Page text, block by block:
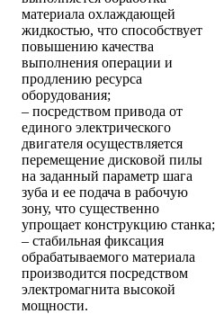
материала охлаждающей
жидкостью, что способствует
повышению качества
выполнения операции и
продлению ресурса
оборудования;
– посредством привода от
единого электрического
двигателя осуществляется
перемещение дисковой пилы
на заданный параметр шага
зуба и ее подача в рабочую
зону, что существенно
упрощает конструкцию станка;
– стабильная фиксация
обрабатываемого материала
производится посредством
электромагнита высокой
мощности.